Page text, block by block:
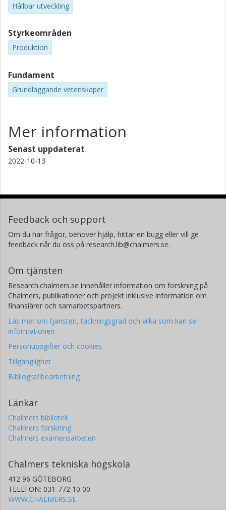
Hållbar utveckling
Styrkeområden
Produktion
Fundament
Grundläggande vetenskaper
Mer information
Senast uppdaterat
2022-10-13
Feedback och support
Om du har frågor, behöver hjälp, hittar en bugg eller vill ge
feedback når du oss på research.lib@chalmers.se.
Om tjänsten
Research.chalmers.se innehåller information om forskning på
Chalmers, publikationer och projekt inklusive information om
finansiärer och samarbetspartners.
Läs mer om tjänsten, täckningsgrad och vilka som kan se
informationen
Personuppgifter och cookies
Tillgänglighet
Bibliografibearbetning
Länkar
Chalmers bibliotek
Chalmers forskning
Chalmers examensarbeten
Chalmers tekniska högskola
412 96 GÖTEBORG
TELEFON: 031-772 10 00
WWW.CHALMERS.SE